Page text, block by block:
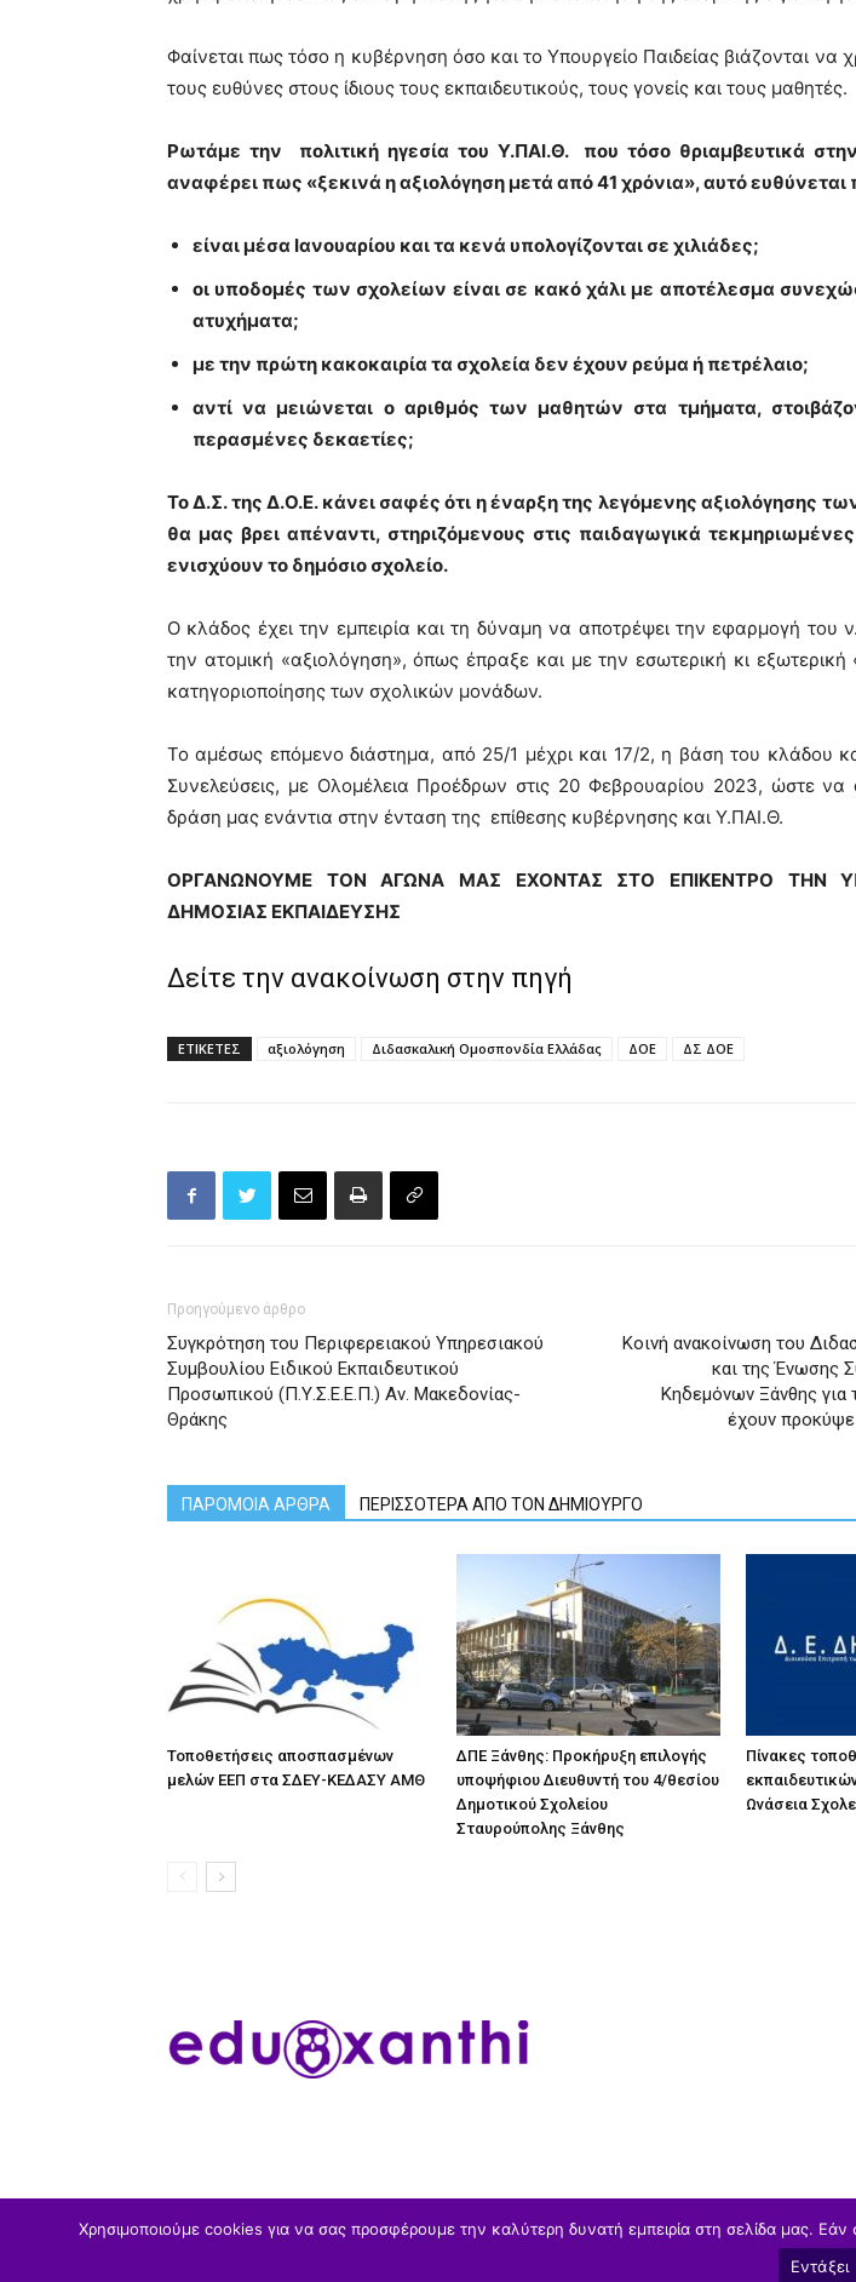
Φαίνεται πως τόσο η κυβέρνηση όσο και το Υπουργείο Παιδείας βιάζονται να
τους ευθύνες στους ίδιους τους εκπαιδευτικούς, τους γονείς και τους μαθητές.
Ρωτάμε την πολιτική ηγεσία του Υ.ΠΑΙ.Θ. που τόσο θριαμβευτικά
αναφέρει πως «ξεκινά η αξιολόγηση μετά από 41 χρόνια», αυτό ευθύνεται
είναι μέσα Ιανουαρίου και τα κενά υπολογίζονται σε χιλιάδες;
οι υποδομές των σχολείων είναι σε κακό χάλι με αποτέλεσμα
ατυχήματα;
με την πρώτη κακοκαιρία τα σχολεία δεν έχουν ρεύμα ή πετρέλαιο;
αντί να μειώνεται ο αριθμός των μαθητών στα τμήματα,
περασμένες δεκαετίες;
Το Δ.Σ. της Δ.Ο.Ε. κάνει σαφές ότι η έναρξη της λεγόμενης αξιολόγησης
θα μας βρει απέναντι, στηριζόμενους στις παιδαγωγικά
ενισχύουν το δημόσιο σχολείο.
Ο κλάδος έχει την εμπειρία και τη δύναμη να αποτρέψει την εφαρμογή του
την ατομική «αξιολόγηση», όπως έπραξε και με την εσωτερική κι εξωτερική
κατηγοριοποίησης των σχολικών μονάδων.
Το αμέσως επόμενο διάστημα, από 25/1 μέχρι και 17/2, η βάση του κλάδου
Συνελεύσεις, με Ολομέλεια Προέδρων στις 20 Φεβρουαρίου 2023, ώστε να
δράση μας ενάντια στην ένταση της επίθεσης κυβέρνησης και Υ.ΠΑΙ.Θ.
ΟΡΓΑΝΩΝΟΥΜΕ ΤΟΝ ΑΓΩΝΑ ΜΑΣ ΕΧΟΝΤΑΣ ΣΤΟ ΕΠΙΚΕΝΤΡΟ ΤΗΝ
ΔΗΜΟΣΙΑΣ ΕΚΠΑΙΔΕΥΣΗΣ
Δείτε την ανακοίνωση στην πηγή
ΕΤΙΚΕΤΕΣ αξιολόγηση Διδασκαλική Ομοσπονδία Ελλάδας ΔΟΕ ΔΣ ΔΟΕ
Προηγούμενο άρθρο
Συγκρότηση του Περιφερειακού Υπηρεσιακού
Συμβουλίου Ειδικού Εκπαιδευτικού
Προσωπικού (Π.Υ.Σ.Ε.Ε.Π.) Αν. Μακεδονίας-
Θράκης
Κοινή ανακοίνωση του
και της Ένωσης
Κηδεμόνων Ξάνθης για
έχουν
ΠΑΡΟΜΟΙΑ ΑΡΘΡΑ ΠΕΡΙΣΣΟΤΕΡΑ ΑΠΟ ΤΟΝ ΔΗΜΙΟΥΡΓΟ
Τοποθετήσεις αποσπασμένων
μελών ΕΕΠ στα ΣΔΕΥ-ΚΕΔΑΣΥ ΑΜΘ
ΔΠΕ Ξάνθης: Προκήρυξη επιλογής
υποψήφιου Διευθυντή του 4/θεσίου
Δημοτικού Σχολείου
Σταυρούπολης Ξάνθης
Πίνακες
Ωνάσεια
Χρησιμοποιούμε cookies για να σας προσφέρουμε την καλύτερη δυνατή εμπειρία στη σελίδα μας. Εάν
Εντάξει